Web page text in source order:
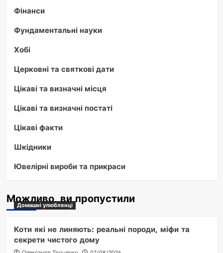
Фінанси
Фундаментальні науки
Хобі
Церковні та святкові дати
Цікаві та визначні місця
Цікаві та визначні постаті
Цікаві факти
Шкідники
Ювелірні вироби та прикраси
Можливо, ви пропустили
Домашні улюбленці
Коти які не линяють: реальні породи, міфи та
секрети чистого дому